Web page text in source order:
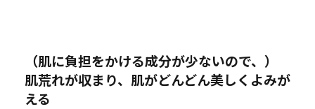
（肌に負担をかける成分が少ないので、）
肌荒れが収まり、肌がどんどん美しくよみが
える